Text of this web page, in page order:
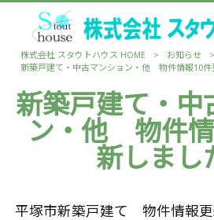
株式会社 スタウトハウス HOME
> お知らせ
>
新築戸建て・中古マンション・他 物件情報10件
新築戸建て・中
ン・他 物件
新しまし
平塚市新築戸建て 物件情報更